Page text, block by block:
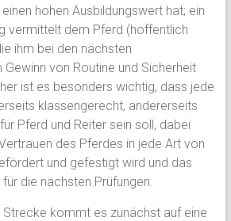
hohen Ausbildungswert hat; ein
vermittelt dem Pferd (hoffentlich
ihm bei den nächsten
von Routine und Sicherheit
ist es besonders wichtig, dass jede
klassengerecht, andererseits
Pferd und Reiter sein soll, dabei
des Pferdes in jede Art von
und gefestigt wird und das
die nächsten Prüfungen.
Strecke kommt es zunächst auf eine